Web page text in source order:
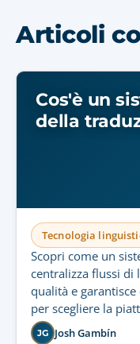
Articoli
Cos'è un
della
Tecnologia
Scopri come un
centralizza flussi di
qualità e
per scegliere la
sicure e scalabili.
JG Josh Gambín